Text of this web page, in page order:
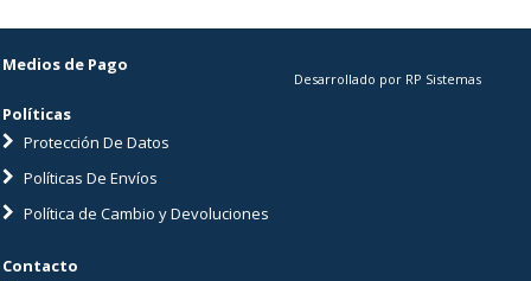
Medios de Pago
Políticas
Protección De Datos
Políticas De Envíos
Política de Cambio y Devoluciones
Desarrollado por RP Sistemas
Contacto